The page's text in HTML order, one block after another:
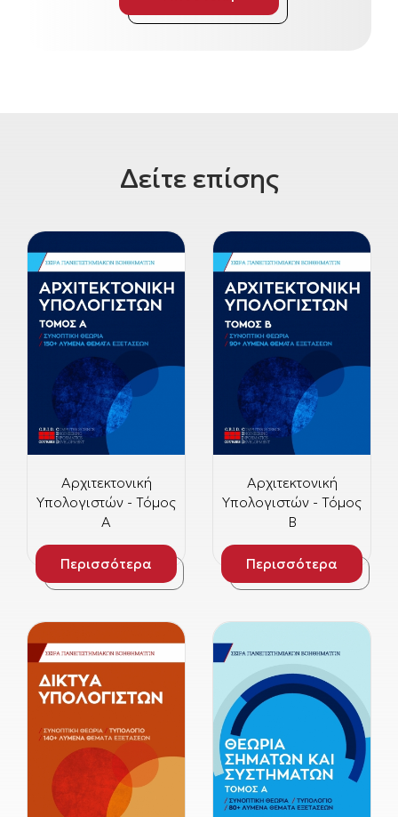
Δείτε επίσης
Αρχιτεκτονική
Υπολογιστών - Τόμος
Α
Περισσότερα
Αρχιτεκτονική
Υπολογιστών - Τόμος
Β
Περισσότερα